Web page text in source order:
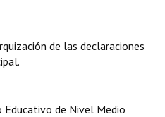
de las declaraciones
de Nivel Medio